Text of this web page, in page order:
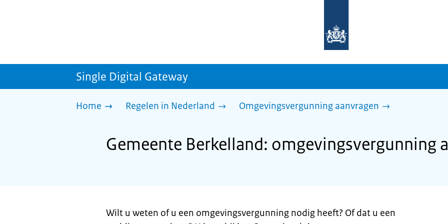
homepage
sdg.rijksoverheid.nl
Single Digital Gateway
Home Regelen in Nederland Omgevingsvergunning aanvragen
Gemeente Berkelland: omgevingsvergunning
Wilt u weten of u een omgevingsvergunning nodig heeft? Of dat u een